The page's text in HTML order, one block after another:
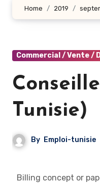
Home 2019
Commercial / Vente /
Tunisie)
By Emploi-tunisie
Billing concept or